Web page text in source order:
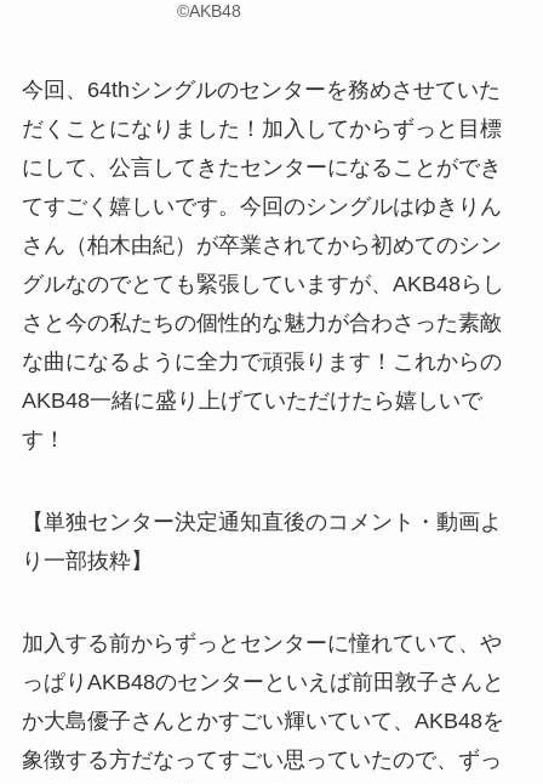
©AKB48
今回、64thシングルのセンターを務めさせていた
だくことになりました！加入してからずっと目標
にして、公言してきたセンターになることができ
てすごく嬉しいです。今回のシングルはゆきりん
さん（柏木由紀）が卒業されてから初めてのシン
グルなのでとても緊張していますが、AKB48らし
さと今の私たちの個性的な魅力が合わさった素敵
な曲になるように全力で頑張ります！これからの
AKB48一緒に盛り上げていただけたら嬉しいで
す！
【単独センター決定通知直後のコメント・動画よ
り一部抜粋】
加入する前からずっとセンターに憧れていて、や
っぱりAKB48のセンターといえば前田敦子さんと
か大島優子さんとかすごい輝いていて、AKB48を
象徴する方だなってすごい思っていたので、ずっ